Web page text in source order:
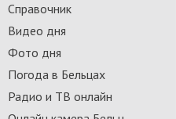
Справочник
Видео дня
Фото дня
Погода в Бельцах
Радио и ТВ онлайн